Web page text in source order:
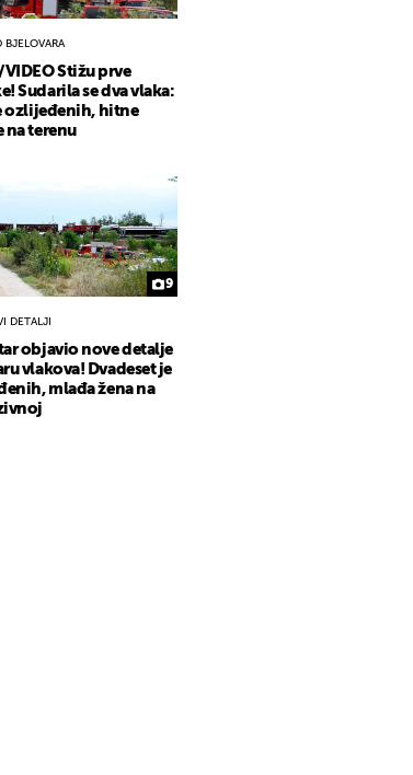
BJELOVARA
VIDEO Stižu prve
Sudarila se dva vlaka:
ozlijeđenih, hitne
na terenu
9
DETALJI
objavio nove detalje
vlakova! Dvadeset je
mlađa žena na